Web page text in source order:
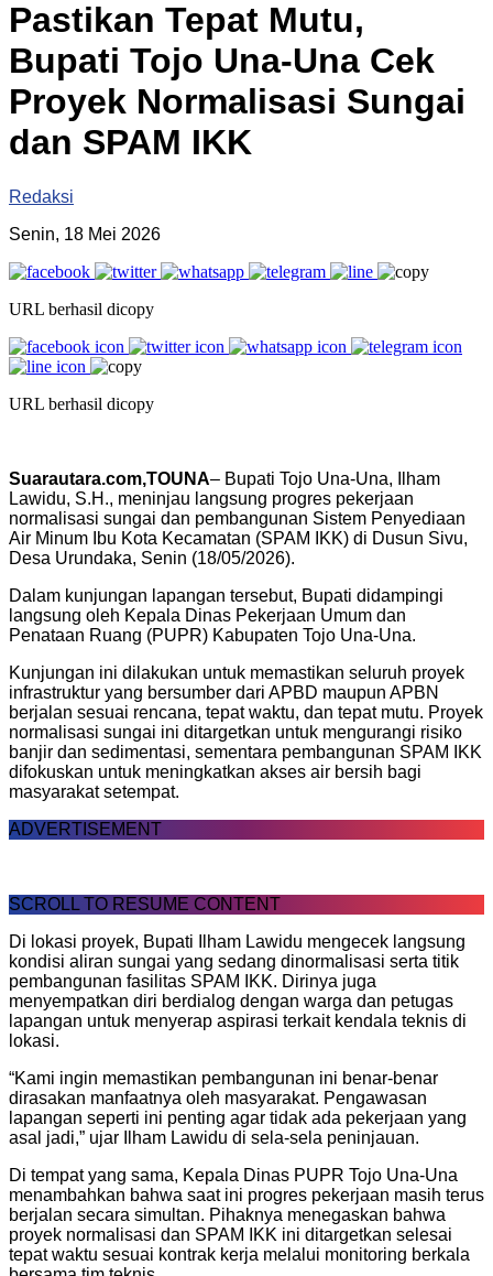
Pastikan Tepat Mutu,
Bupati Tojo Una-Una Cek
Proyek Normalisasi Sungai
dan SPAM IKK
Redaksi
Senin, 18 Mei 2026
URL berhasil dicopy
URL berhasil dicopy
Suarautara.com,TOUNA– Bupati Tojo Una-Una, Ilham
Lawidu, S.H., meninjau langsung progres pekerjaan
normalisasi sungai dan pembangunan Sistem Penyediaan
Air Minum Ibu Kota Kecamatan (SPAM IKK) di Dusun Sivu,
Desa Urundaka, Senin (18/05/2026).
Dalam kunjungan lapangan tersebut, Bupati didampingi
langsung oleh Kepala Dinas Pekerjaan Umum dan
Penataan Ruang (PUPR) Kabupaten Tojo Una-Una.
Kunjungan ini dilakukan untuk memastikan seluruh proyek
infrastruktur yang bersumber dari APBD maupun APBN
berjalan sesuai rencana, tepat waktu, dan tepat mutu. Proyek
normalisasi sungai ini ditargetkan untuk mengurangi risiko
banjir dan sedimentasi, sementara pembangunan SPAM IKK
difokuskan untuk meningkatkan akses air bersih bagi
masyarakat setempat.
ADVERTISEMENT
SCROLL TO RESUME CONTENT
Di lokasi proyek, Bupati Ilham Lawidu mengecek langsung
kondisi aliran sungai yang sedang dinormalisasi serta titik
pembangunan fasilitas SPAM IKK. Dirinya juga
menyempatkan diri berdialog dengan warga dan petugas
lapangan untuk menyerap aspirasi terkait kendala teknis di
lokasi.
“Kami ingin memastikan pembangunan ini benar-benar
dirasakan manfaatnya oleh masyarakat. Pengawasan
lapangan seperti ini penting agar tidak ada pekerjaan yang
asal jadi,” ujar Ilham Lawidu di sela-sela peninjauan.
Di tempat yang sama, Kepala Dinas PUPR Tojo Una-Una
menambahkan bahwa saat ini progres pekerjaan masih terus
berjalan secara simultan. Pihaknya menegaskan bahwa
proyek normalisasi dan SPAM IKK ini ditargetkan selesai
tepat waktu sesuai kontrak kerja melalui monitoring berkala